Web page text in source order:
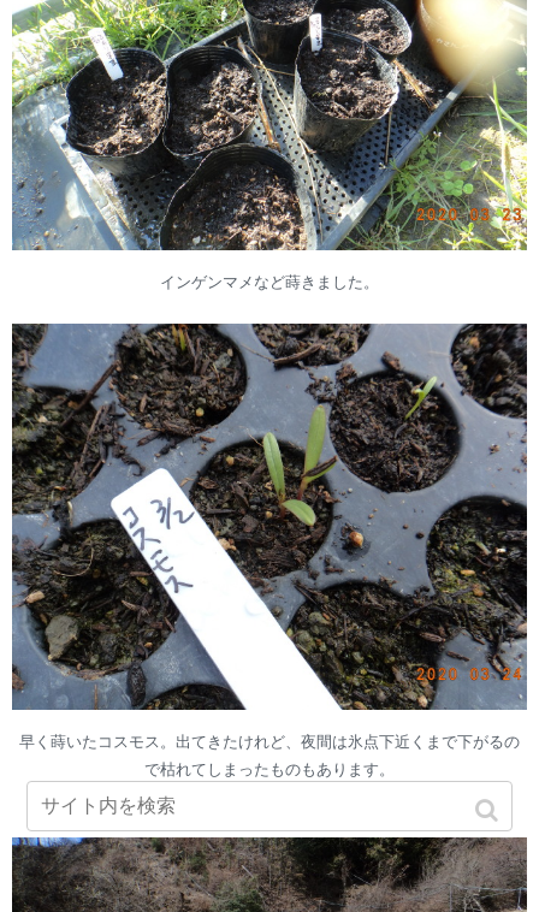
インゲンマメなど蒔きました。
早く蒔いたコスモス。出てきたけれど、夜間は氷点下近くまで下がるの
で枯れてしまったものもあります。
写真の二本は一番で出たものですが、これは残っています。